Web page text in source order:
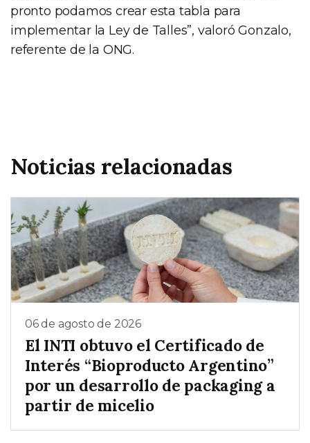
pronto podamos crear esta tabla para
implementar la Ley de Talles”, valoró Gonzalo,
referente de la ONG.
Noticias relacionadas
06 de agosto de 2026
El INTI obtuvo el Certificado de
Interés “Bioproducto Argentino”
por un desarrollo de packaging a
partir de micelio